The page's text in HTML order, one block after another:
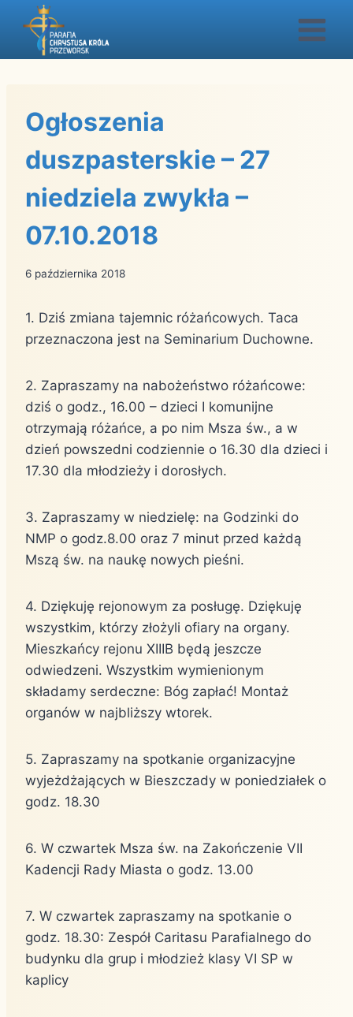
Przejdź
Ogłoszenia
duszpasterskie – 27
niedziela zwykła –
07.10.2018
6 października 2018
1. Dziś zmiana tajemnic różańcowych. Taca
przeznaczona jest na Seminarium Duchowne.
2. Zapraszamy na nabożeństwo różańcowe:
dziś o godz., 16.00 – dzieci I komunijne
otrzymają różańce, a po nim Msza św., a w
dzień powszedni codziennie o 16.30 dla dzieci i
17.30 dla młodzieży i dorosłych.
3. Zapraszamy w niedzielę: na Godzinki do
NMP o godz.8.00 oraz 7 minut przed każdą
Mszą św. na naukę nowych pieśni.
4. Dziękuję rejonowym za posługę. Dziękuję
wszystkim, którzy złożyli ofiary na organy.
Mieszkańcy rejonu XIIIB będą jeszcze
odwiedzeni. Wszystkim wymienionym
składamy serdeczne: Bóg zapłać! Montaż
organów w najbliższy wtorek.
5. Zapraszamy na spotkanie organizacyjne
wyjeżdżających w Bieszczady w poniedziałek o
godz. 18.30
6. W czwartek Msza św. na Zakończenie VII
Kadencji Rady Miasta o godz. 13.00
7. W czwartek zapraszamy na spotkanie o
godz. 18.30: Zespół Caritasu Parafialnego do
budynku dla grup i młodzież klasy VI SP w
kaplicy